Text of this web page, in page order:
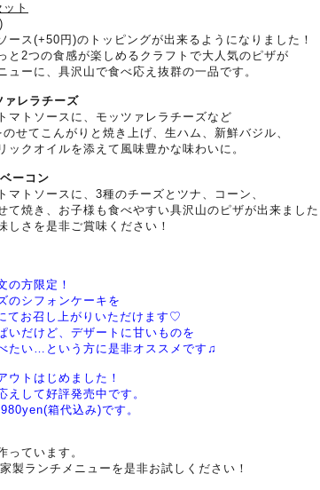
ト
ース(+50円)のトッピングが出来るようになりました！
と2つの食感が楽しめるクラフトで大人気のピザが
ーに、具沢山で食べ応え抜群の一品です。
ァレラチーズ
マトソースに、モッツァレラチーズなど
せてこんがりと焼き上げ、生ハム、新鮮バジル、
クオイルを添えて風味豊かな味わいに。
ーコン
トソースに、3種のチーズとツナ、コーン、
て焼き、お子様も食べやすい具沢山のピザが出来まし
さを是非ご賞味ください！
の方限定！
シフォンケーキを
お召し上がりいただけます♡
だけど、 デザートに甘いものを
い…という方に是非オススメです♫
トはじめました！
して好評発売中です。
箱代込み)です。
っています。
製ランチメニューを是非お試しください！